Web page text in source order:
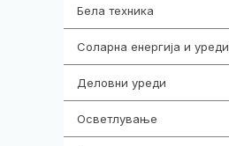
Бела техника
Соларна енергија и уреди
Деловни уреди
Осветлување